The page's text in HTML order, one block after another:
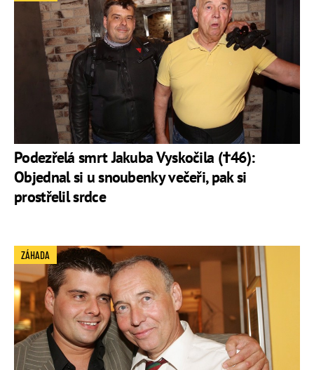
Podezřelá smrt Jakuba Vyskočila (†46):
Objednal si u snoubenky večeři, pak si
prostřelil srdce
ZÁHADA